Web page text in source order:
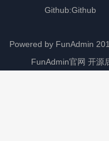
Github:Github
Powered by FunAdmin
FunAdmin官网 开源